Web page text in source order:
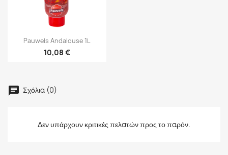
Créer une nouvelle liste
Γρήγορη προβολή
Pauwels Andalouse 1L
10,08 €
Σχόλια (0)
Δεν υπάρχουν κριτικές πελατών προς το παρόν.